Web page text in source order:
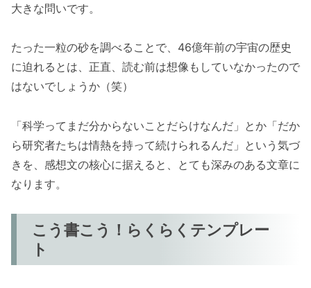
大きな問いです。
たった一粒の砂を調べることで、46億年前の宇宙の歴史
に迫れるとは、正直、読む前は想像もしていなかったので
はないでしょうか（笑）
「科学ってまだ分からないことだらけなんだ」とか「だか
ら研究者たちは情熱を持って続けられるんだ」という気づ
きを、感想文の核心に据えると、とても深みのある文章に
なります。
こう書こう！らくらくテンプレー
ト